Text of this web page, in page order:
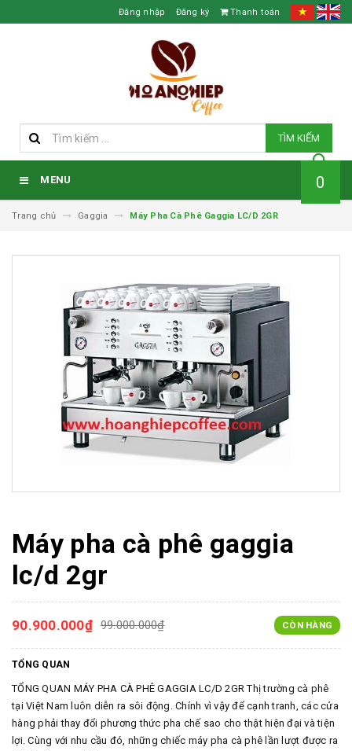
Đăng nhập Đăng ký Thanh toán
TÌM KIẾM
MENU 0
Trang chủ Gaggia Máy Pha Cà Phê Gaggia LC/D 2GR
Máy pha cà phê gaggia
lc/d 2gr
90.900.000₫ 99.000.000₫ CÒN HÀNG
TỔNG QUAN
TỔNG QUAN MÁY PHA CÀ PHÊ GAGGIA LC/D 2GR Thị trường cà phê
tại Việt Nam luôn diễn ra sôi động. Chính vì vậy để cạnh tranh, các cửa
hàng phải thay đổi phương thức pha chế sao cho thật hiện đại và tiện
lợi. Cùng với nhu cầu đó, những chiếc máy pha cà phê lần lượt được ra